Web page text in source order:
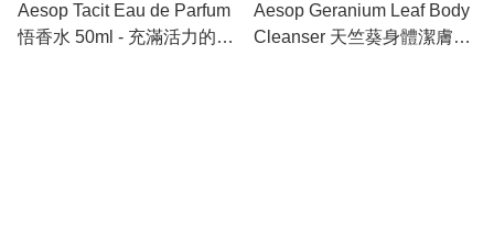
Aesop Tacit Eau de Parfum
悟香水 50ml - 充滿活力的草
Aesop Geranium Leaf Body
Cleanser 天竺葵身體潔膚露